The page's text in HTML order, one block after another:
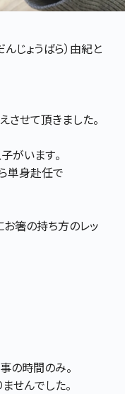
じょうばら）由紀と
せて頂きました。
がいます。
単身赴任で
箸の持ち方のレッ
の時間のみ。
せんでした。